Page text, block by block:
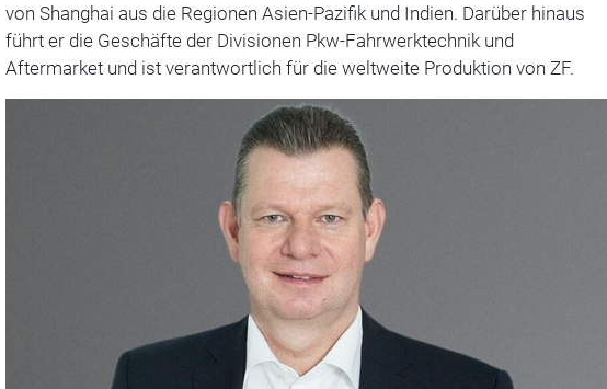
von Shanghai aus die Regionen Asien-Pazifik und Indien. Darüber hinaus
führt er die Geschäfte der Divisionen Pkw-Fahrwerktechnik und
Aftermarket und ist verantwortlich für die weltweite Produktion von ZF.